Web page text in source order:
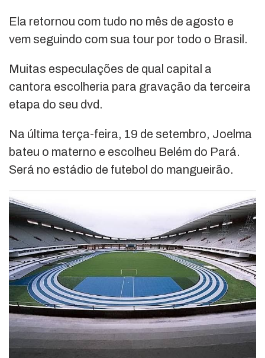
Ela retornou com tudo no mês de agosto e
vem seguindo com sua tour por todo o Brasil.
Muitas especulações de qual capital a
cantora escolheria para gravação da terceira
etapa do seu dvd.
Na última terça-feira, 19 de setembro, Joelma
bateu o materno e escolheu Belém do Pará.
Será no estádio de futebol do mangueirão.